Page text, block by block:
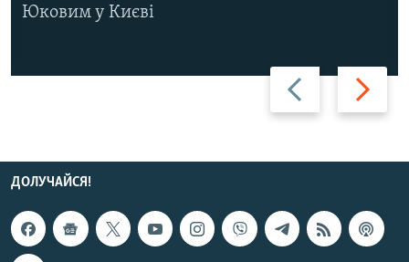
Назад Вперед
Юковим у Києві
ДОЛУЧАЙСЯ!